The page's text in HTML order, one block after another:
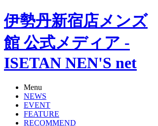
伊勢丹新宿店メンズ
館 公式メディア -
ISETAN NEN'S net
Menu
NEWS
EVENT
FEATURE
RECOMMEND